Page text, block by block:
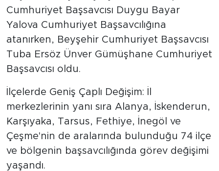
Cumhuriyet Başsavcısı Duygu Bayar
Yalova Cumhuriyet Başsavcılığına
atanırken, Beyşehir Cumhuriyet Başsavcısı
Tuba Ersöz Ünver Gümüşhane Cumhuriyet
Başsavcısı oldu.
İlçelerde Geniş Çaplı Değişim: İl
merkezlerinin yanı sıra Alanya, İskenderun,
Karşıyaka, Tarsus, Fethiye, İnegöl ve
Çeşme'nin de aralarında bulunduğu 74 ilçe
ve bölgenin başsavcılığında görev değişimi
yaşandı.